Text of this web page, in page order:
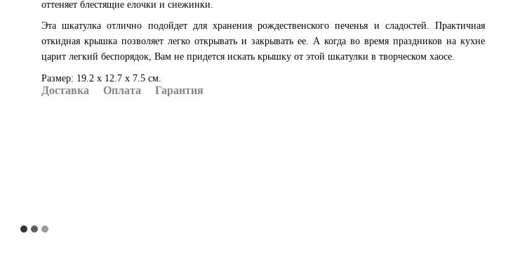
оттеняет блестящие елочки и снежинки.
Эта шкатулка отлично подойдет для хранения рождественского печенья и сладостей. Практичная
откидная крышка позволяет легко открывать и закрывать ее. А когда во время праздников на кухне
царит легкий беспорядок, Вам не придется искать крышку от этой шкатулки в творческом хаосе.
Размер: 19.2 x 12.7 x 7.5 см.
Доставка Оплата Гарантия